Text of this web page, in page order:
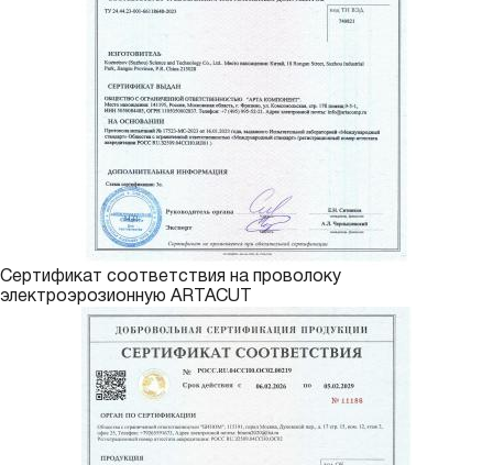
Сертификат соответствия на проволоку
электроэрозионную ARTACUT